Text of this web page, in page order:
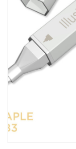
WERKZEUGE